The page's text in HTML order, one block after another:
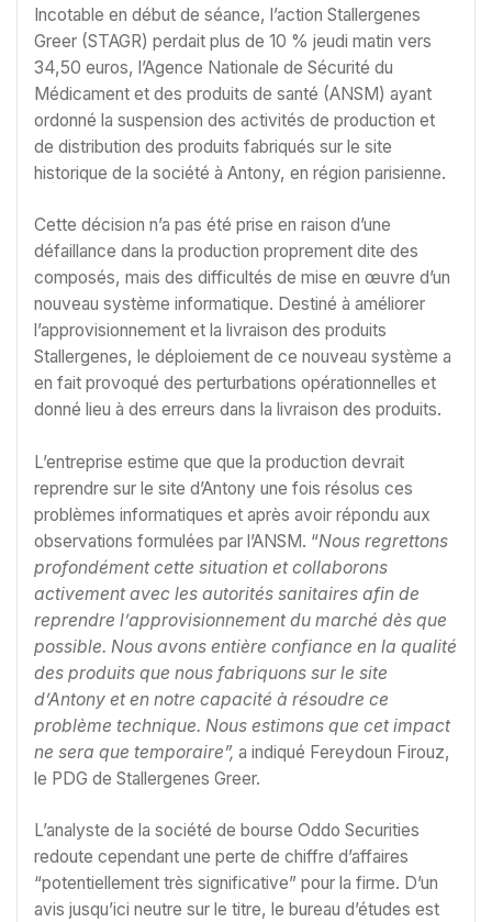
Incotable en début de séance, l’action Stallergenes
Greer (STAGR) perdait plus de 10 % jeudi matin vers
34,50 euros, l’Agence Nationale de Sécurité du
Médicament et des produits de santé (ANSM) ayant
ordonné la suspension des activités de production et
de distribution des produits fabriqués sur le site
historique de la société à Antony, en région parisienne.
Cette décision n’a pas été prise en raison d’une
défaillance dans la production proprement dite des
composés, mais des difficultés de mise en œuvre d’un
nouveau système informatique. Destiné à améliorer
l’approvisionnement et la livraison des produits
Stallergenes, le déploiement de ce nouveau système a
en fait provoqué des perturbations opérationnelles et
donné lieu à des erreurs dans la livraison des produits.
L’entreprise estime que que la production devrait
reprendre sur le site d’Antony une fois résolus ces
problèmes informatiques et après avoir répondu aux
observations formulées par l’ANSM. “Nous regrettons
profondément cette situation et collaborons
activement avec les autorités sanitaires afin de
reprendre l’approvisionnement du marché dès que
possible. Nous avons entière confiance en la qualité
des produits que nous fabriquons sur le site
d’Antony et en notre capacité à résoudre ce
problème technique. Nous estimons que cet impact
ne sera que temporaire”, a indiqué Fereydoun Firouz,
le PDG de Stallergenes Greer.
L’analyste de la société de bourse Oddo Securities
redoute cependant une perte de chiffre d’affaires
“potentiellement très significative” pour la firme. D’un
avis jusqu’ici neutre sur le titre, le bureau d’études est